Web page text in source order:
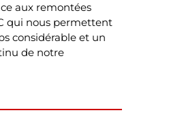
aux remontées
qui nous permettent
considérable et un
de notre